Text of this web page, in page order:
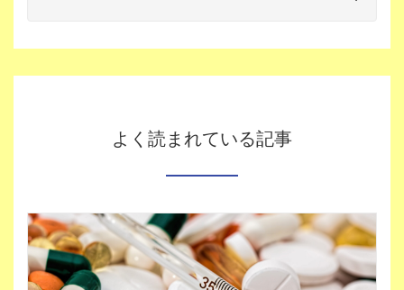
よく読まれている記事